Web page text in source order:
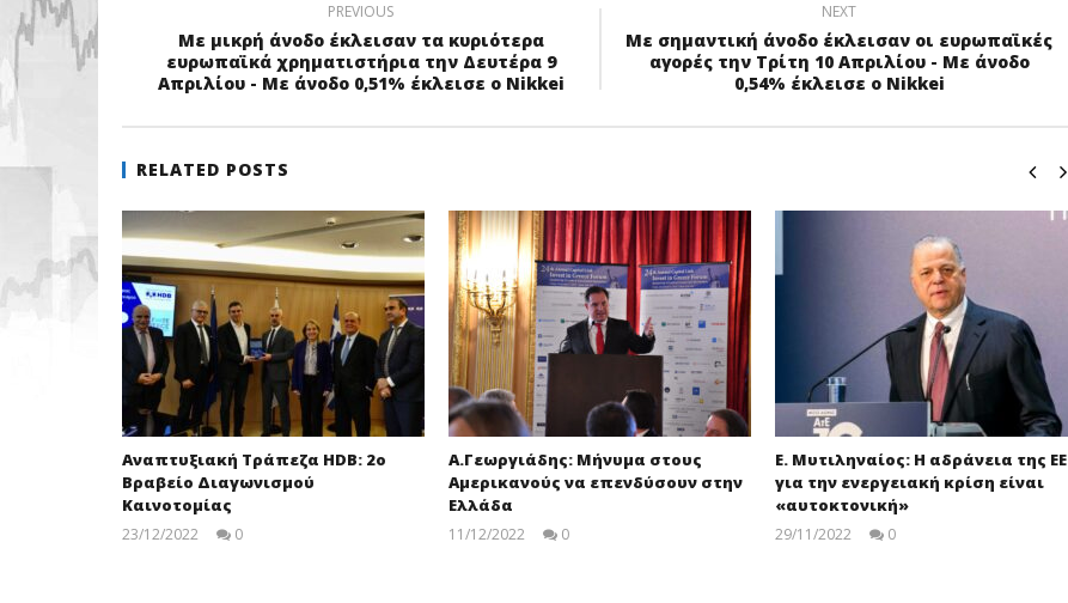
PREVIOUS
Με μικρή άνοδο έκλεισαν τα κυριότερα
ευρωπαϊκά χρηματιστήρια την Δευτέρα 9
Απριλίου - Με άνοδο 0,51% έκλεισε ο Nikkei
NEXT
Με σημαντική άνοδο έκλεισαν οι ευρωπαϊκές
αγορές την Τρίτη 10 Απριλίου - Με άνοδο
0,54% έκλεισε ο Nikkei
RELATED POSTS
Αναπτυξιακή Τράπεζα HDB: 2ο
Βραβείο Διαγωνισμού
Καινοτομίας
23/12/2022
0
Α.Γεωργιάδης: Μήνυμα στους
Αμερικανούς να επενδύσουν στην
Ελλάδα
11/12/2022
0
Ε. Μυτιληναίος: Η αδράνεια της ΕΕ
για την ενεργειακή κρίση είναι
«αυτοκτονική»
29/11/2022
0